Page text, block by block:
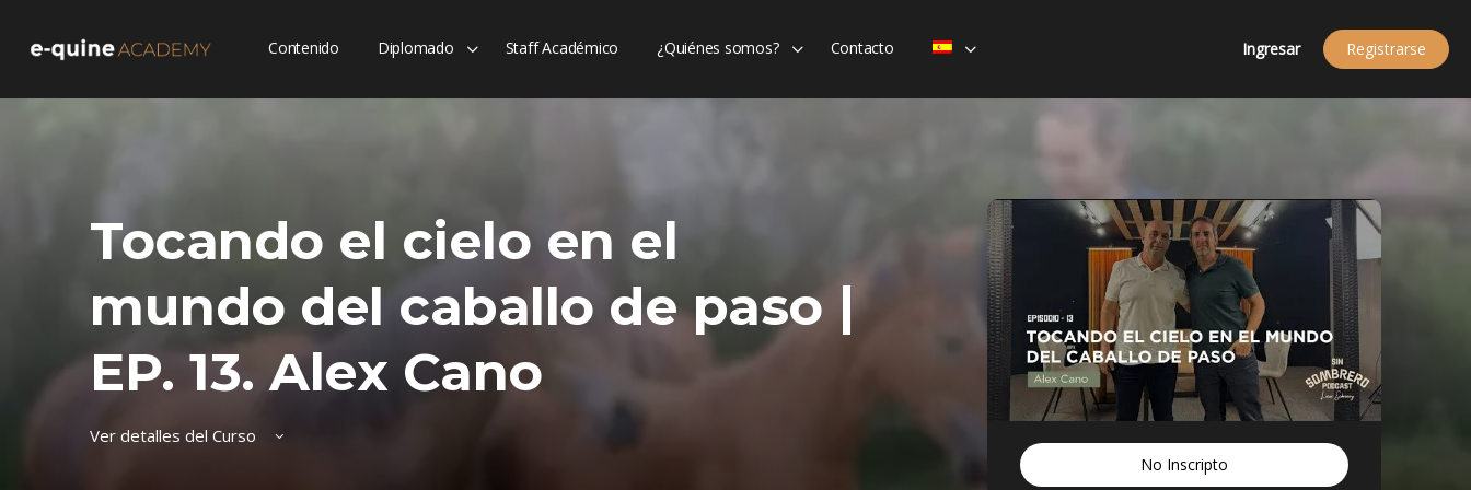
Contenido Diplomado Staff Académico ¿Quiénes somos? Contacto Ingresar Registrarse
Tocando el cielo en el
mundo del caballo de paso |
EP. 13. Alex Cano
Ver detalles del Curso
No Inscripto